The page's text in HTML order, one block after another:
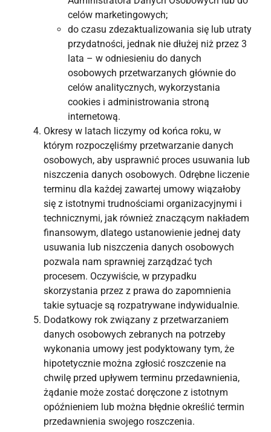
celów marketingowych;
do czasu zdezaktualizowania się lub utraty
przydatności, jednak nie dłużej niż przez 3
lata – w odniesieniu do danych
osobowych przetwarzanych głównie do
celów analitycznych, wykorzystania
cookies i administrowania stroną
internetową.
Okresy w latach liczymy od końca roku, w
którym rozpoczęliśmy przetwarzanie danych
osobowych, aby usprawnić proces usuwania lub
niszczenia danych osobowych. Odrębne liczenie
terminu dla każdej zawartej umowy wiązałoby
się z istotnymi trudnościami organizacyjnymi i
technicznymi, jak również znaczącym nakładem
finansowym, dlatego ustanowienie jednej daty
usuwania lub niszczenia danych osobowych
pozwala nam sprawniej zarządzać tych
procesem. Oczywiście, w przypadku
skorzystania przez z prawa do zapomnienia
takie sytuacje są rozpatrywane indywidualnie.
Dodatkowy rok związany z przetwarzaniem
danych osobowych zebranych na potrzeby
wykonania umowy jest podyktowany tym, że
hipotetycznie można zgłosić roszczenie na
chwilę przed upływem terminu przedawnienia,
żądanie może zostać doręczone z istotnym
opóźnieniem lub można błędnie określić termin
przedawnienia swojego roszczenia.